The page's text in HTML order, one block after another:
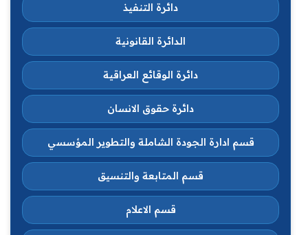
دائرة التنفيذ
الدائرة القانونية
دائرة الوقائع العراقية
دائرة حقوق الانسان
قسم ادارة الجودة الشاملة والتطوير المؤسسي
قسم المتابعة والتنسيق
قسم الاعلام